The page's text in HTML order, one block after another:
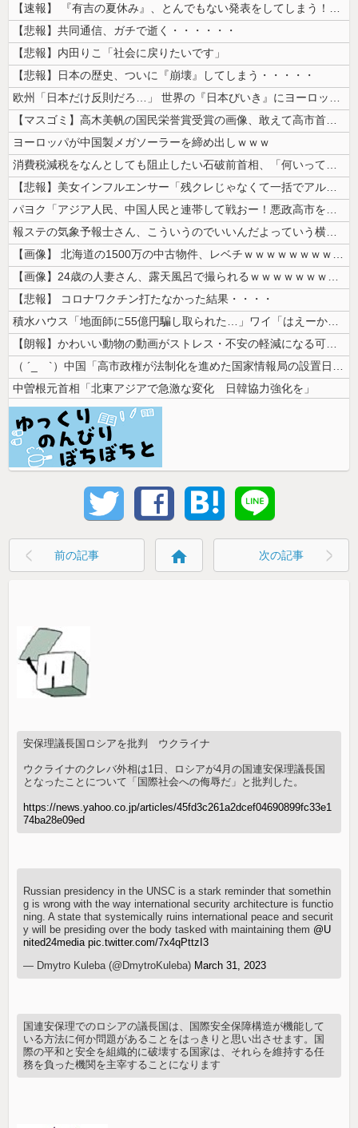
【速報】 『有吉の夏休み』、とんでもない発表をしてしまう！！！！！
【悲報】共同通信、ガチで逝く・・・・・・
【悲報】内田りこ「社会に戻りたいです」
【悲報】日本の歴史、ついに『崩壊』してしまう・・・・・
欧州「日本だけ反則だろ…」 世界の『日本びいき』にヨーロッパ全土から不...
【マスゴミ】高木美帆の国民栄誉賞受賞の画像、敢えて高市首相が写らないよ...
ヨーロッパが中国製メガソーラーを締め出しｗｗｗ
消費税減税をなんとしても阻止したい石破前首相、「何いってんのこいつ」と...
【悲報】美女インフルエンサー「残クレじゃなくて一括でアルファード買っち...
パヨク「アジア人民、中国人民と連帯して戦おー！悪政高市を打倒するぞー！...
報ステの気象予報士さん、こういうのでいいんだよっていう横乳の張り
【画像】 北海道の1500万の中古物件、レベチｗｗｗｗｗｗｗｗｗｗｗｗ...
【画像】24歳の人妻さん、露天風呂で撮られるｗｗｗｗｗｗｗｗｗｗｗｗ...
【悲報】 コロナワクチン打たなかった結果・・・・
積水ハウス「地面師に55億円騙し取られた…」ワイ「はえーかわいそう…会...
【朗報】かわいい動物の動画がストレス・不安の軽減になる可能性。英大学の...
（ ´_ゝ`）中国「高市政権が法制化を進めた国家情報局の設置日が7月3...
中曽根元首相「北東アジアで急激な変化 日韓協力強化を」
前の記事 home 次の記事
安保理議長国ロシアを批判 ウクライナ
ウクライナのクレバ外相は1日、ロシアが4月の国連安保理議長国
となったことについて「国際社会への侮辱だ」と批判した。
https://news.yahoo.co.jp/articles/45fd3c261a2dcef04690899fc33e1
74ba28e09ed
Russian presidency in the UNSC is a stark reminder that somethin
g is wrong with the way international security architecture is functio
ning. A state that systemically ruins international peace and securit
y will be presiding over the body tasked with maintaining them @U
nited24media pic.twitter.com/7x4qPttzI3
— Dmytro Kuleba (@DmytroKuleba) March 31, 2023
国連安保理でのロシアの議長国は、国際安全保障構造が機能して
いる方法に何か問題があることをはっきりと思い出させます。国
際の平和と安全を組織的に破壊する国家は、それらを維持する任
務を負った機関を主宰することになります